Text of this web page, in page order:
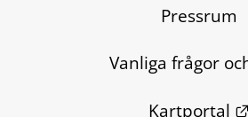
Pressrum
Vanliga frågor
Kartportal